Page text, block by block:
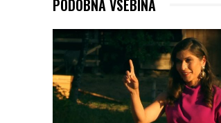
PODOBNA VSEBINA